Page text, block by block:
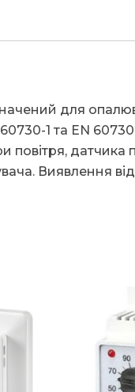
для
60730-1 та EN
датчика
Виявлення